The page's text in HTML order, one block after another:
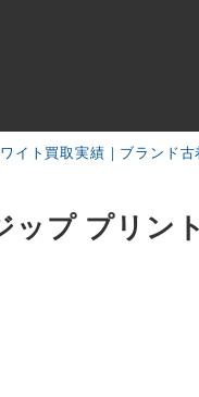
イト買取実績｜ブランド古
ップ プリン